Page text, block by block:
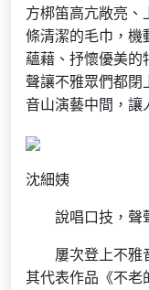
方梆笛高亢敞亮、
條清潔的毛巾，機
蘊藉、抒懷優美的
聲讓不雅眾們都閉
音山演藝中間，讓
沈細姨
說唱口技，聲
屢次登上不雅音
其代表作品《不老